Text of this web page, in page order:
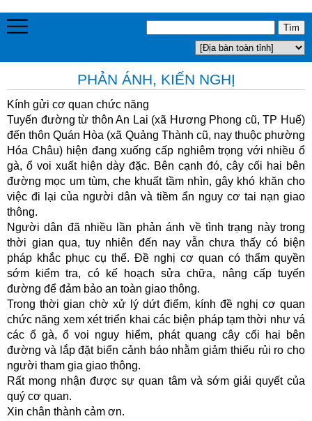
PHẢN ÁNH, KIẾN NGHỊ
Kính gửi cơ quan chức năng
Tuyến đường từ thôn An Lai (xã Hương Phong cũ, TP Huế)
đến thôn Quán Hòa (xã Quảng Thành cũ, nay thuộc phường
Hóa Châu) hiện đang xuống cấp nghiêm trọng với nhiều ổ
gà, ổ voi xuất hiện dày đặc. Bên cạnh đó, cây cối hai bên
đường mọc um tùm, che khuất tầm nhìn, gây khó khăn cho
việc đi lại của người dân và tiềm ẩn nguy cơ tai nạn giao
thông.
Người dân đã nhiều lần phản ánh về tình trạng này trong
thời gian qua, tuy nhiên đến nay vẫn chưa thấy có biện
pháp khắc phục cụ thể. Đề nghị cơ quan có thẩm quyền
sớm kiểm tra, có kế hoạch sửa chữa, nâng cấp tuyến
đường để đảm bảo an toàn giao thông.
Trong thời gian chờ xử lý dứt điểm, kính đề nghị cơ quan
chức năng xem xét triển khai các biện pháp tạm thời như vá
các ổ gà, ổ voi nguy hiểm, phát quang cây cối hai bên
đường và lắp đặt biển cảnh báo nhằm giảm thiểu rủi ro cho
người tham gia giao thông.
Rất mong nhận được sự quan tâm và sớm giải quyết của
quý cơ quan.
Xin chân thành cảm ơn.